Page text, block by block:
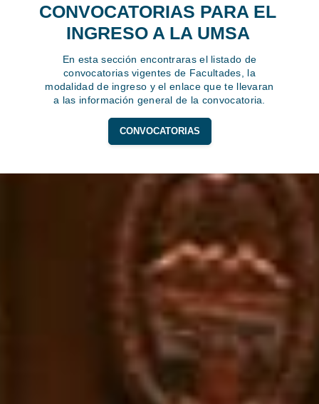
CONVOCATORIAS PARA EL
INGRESO A LA UMSA
En esta sección encontraras el listado de
convocatorias vigentes de Facultades, la
modalidad de ingreso y el enlace que te llevaran
a las información general de la convocatoria.
CONVOCATORIAS